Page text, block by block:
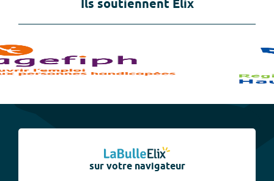
Ils soutiennent Elix
sur votre navigateur